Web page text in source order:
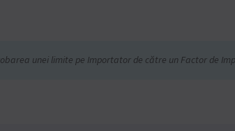
unei limite pe Importator de către un Factor de